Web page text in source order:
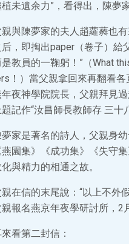
未遺余力”，看得出，陳夢
與陳夢家的夫人趙蘿蕤也
，即掏出paper（卷子）給
教員的一鞠躬！”（What
！）當父親拿回來再翻看
夜神學院院長，父親拜見
記作“汝昌師長教師存 三十
夢家是著名的詩人，父親身
園集》《成功集》《失守
與精力的相通之故。
在信的末尾說：“以上不外
親報名燕京年夜學研討所，2
看第二封信：